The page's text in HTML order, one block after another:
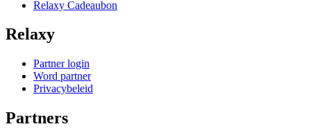
Relaxy Cadeaubon
Relaxy
Partner login
Word partner
Privacybeleid
Partners